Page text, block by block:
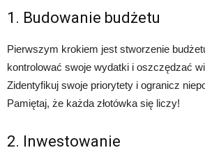
1. Budowanie budżetu
Pierwszym krokiem jest stworzenie
kontrolować swoje wydatki i oszczędzać
Zidentyfikuj swoje priorytety i ogranicz
Pamiętaj, że każda złotówka się liczy!
2. Inwestowanie